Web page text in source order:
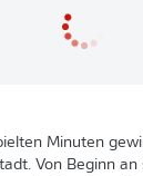
Minuten
Von Beginn